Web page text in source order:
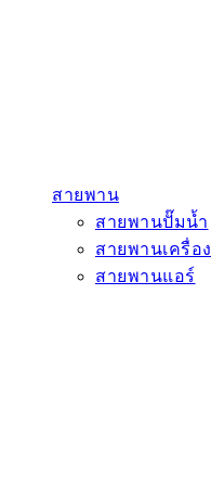
สายพาน
สายพานปั๊มน้ำ
สายพานเครื่อง
สายพานแอร์